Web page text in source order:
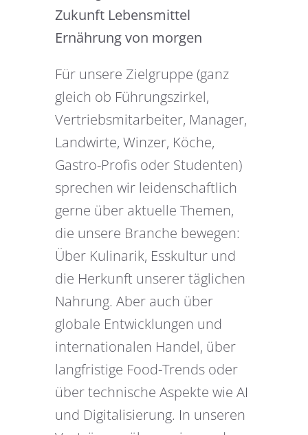
Zukunft Lebensmittel
Ernährung von morgen
Für unsere Zielgruppe (ganz
gleich ob Führungszirkel,
Vertriebsmitarbeiter, Manager,
Landwirte, Winzer, Köche,
Gastro-Profis oder Studenten)
sprechen wir leidenschaftlich
gerne über aktuelle Themen,
die unsere Branche bewegen:
Über Kulinarik, Esskultur und
die Herkunft unserer täglichen
Nahrung. Aber auch über
globale Entwicklungen und
internationalen Handel, über
langfristige Food-Trends oder
über technische Aspekte wie AI
und Digitalisierung. In unseren